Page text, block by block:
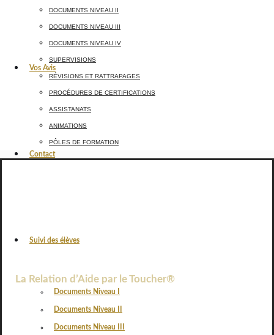
Vos Avis
Contact
Suivi des élèves
Documents Niveau I
Documents Niveau II
Documents Niveau III
DOCUMENTS NIVEAU II
DOCUMENTS NIVEAU III
DOCUMENTS NIVEAU IV
SUPERVISIONS
RÉVISIONS ET RATTRAPAGES
PROCÉDURES DE CERTIFICATIONS
ASSISTANATS
ANIMATIONS
PÔLES DE FORMATION
La Relation d’Aide par le Toucher®